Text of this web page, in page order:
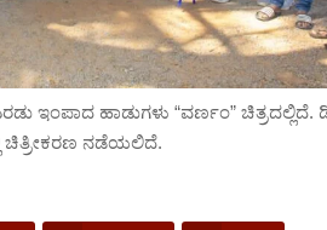
ಇಂಪಾದ ಹಾಡುಗಳು “ವರ್ಣಂ”
ಚಿತ್ರೀಕರಣ ನಡೆಯಲಿದೆ.